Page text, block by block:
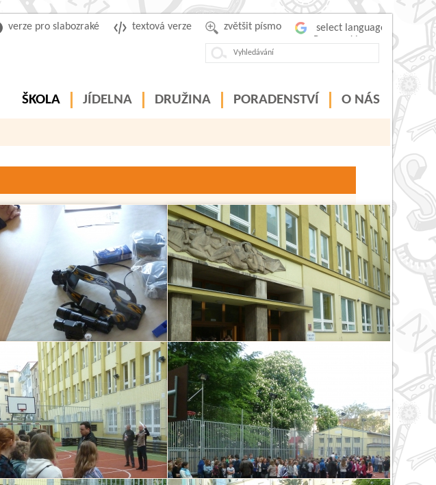
zvětšit písmo
textová verze
verze pro slabozraké
ŠKOLA JÍDELNA DRUŽINA PORADENSTVÍ O NÁS